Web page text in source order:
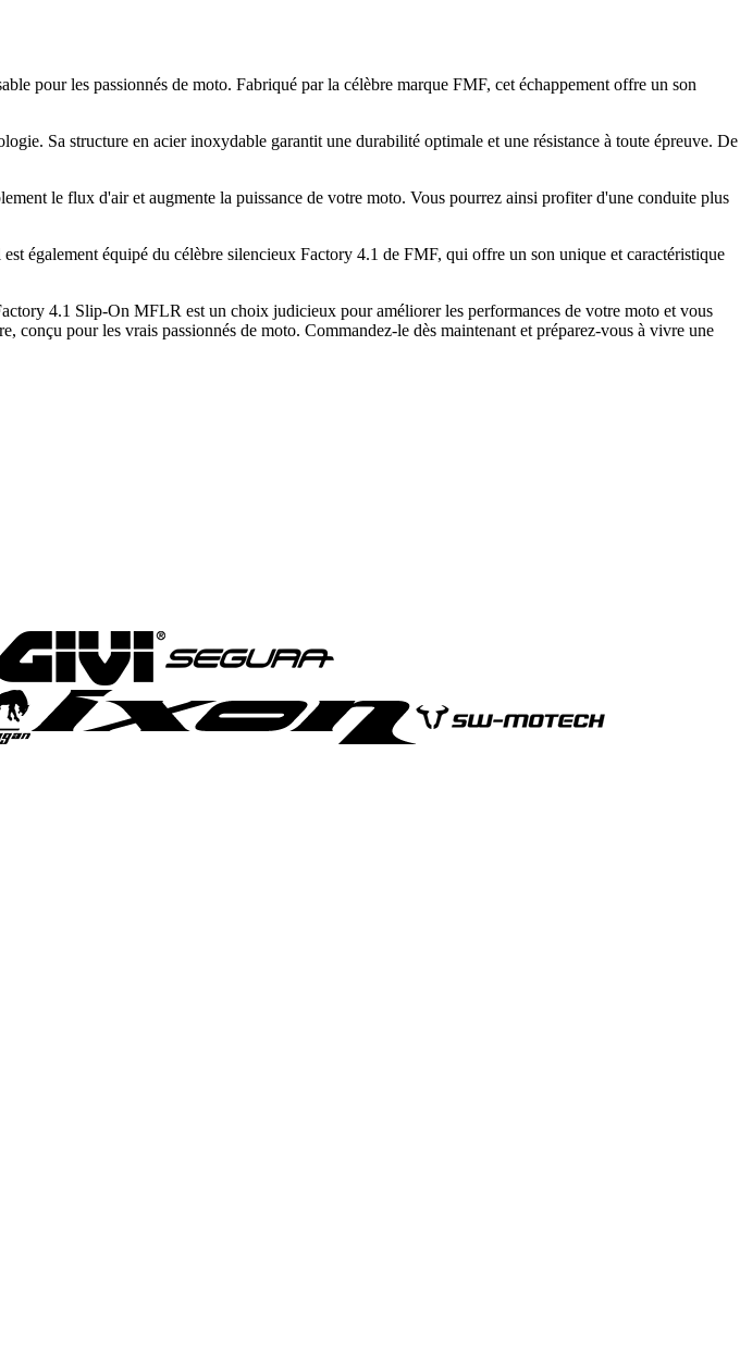
pour les passionnés de moto. Fabriqué par la célèbre marque FMF, cet échappement offre un son
Sa structure en acier inoxydable garantit une durabilité optimale et une résistance à toute épreuve. De
le flux d'air et augmente la puissance de votre moto. Vous pourrez ainsi profiter d'une conduite plus
également équipé du célèbre silencieux Factory 4.1 de FMF, qui offre un son unique et caractéristique
4.1 Slip-On MFLR est un choix judicieux pour améliorer les performances de votre moto et vous
conçu pour les vrais passionnés de moto. Commandez-le dès maintenant et préparez-vous à vivre une